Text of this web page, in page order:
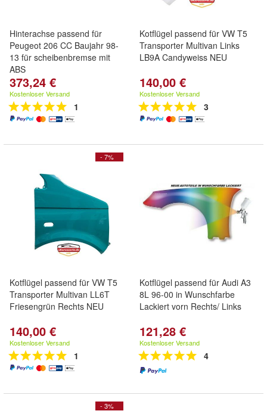
Hinterachse passend für
Peugeot 206 CC Baujahr 98-
13 für scheibenbremse mit
ABS
373,24 €
Kostenloser Versand
1
Kotflügel passend für VW T5
Transporter Multivan Links
LB9A Candyweiss NEU
140,00 €
Kostenloser Versand
3
- 7%
Kotflügel passend für VW T5
Transporter Multivan LL6T
Friesengrün Rechts NEU
140,00 €
Kostenloser Versand
1
Kotflügel passend für Audi A3
8L 96-00 in Wunschfarbe
Lackiert vorn Rechts/ Links
121,28 €
Kostenloser Versand
4
- 3%